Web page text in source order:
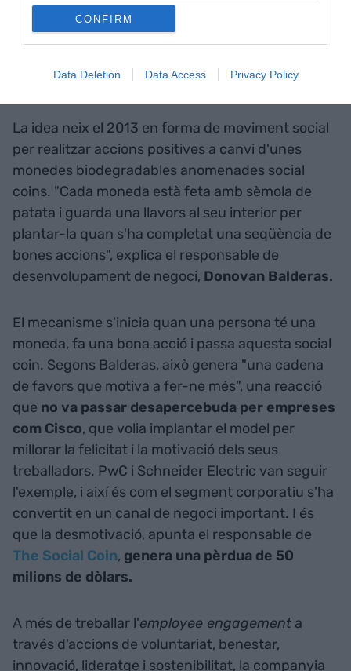
CONFIRM
Data Deletion Data Access Privacy Policy
Les ulleres de Sea2See
The Social Coin, fer bé el
La idea neix el 2013 en forma de moviment social
per realitzar accions positives a canvi d'unes
monedes biodegradables anomenades social
coins. "Cada moneda està feta amb sèmola de
patata i guarda una llavors al seu interior per
plantar-la quan s'ha completat una seqüència de
bones accions", explica el responsable de
desenvolupament de negoci, Donovan Balderas.
El mecanisme s'inicia quan una persona té una
moneda, fa una bona acció i passa aquesta social
coin. Segons Balderas, això genera "una cadena
de favors que motiva a fer-ne més", una reacció
que no va passar desapercebuda per empreses
com Cisco, que volia implantar el model per
millorar la felicitat i la motivació dels seus
treballadors. PwC i Schneider Electric van seguir
l'exemple, i així és com el segment corporatiu s'ha
convertit en un canal de negoci important. I és
que la desmotivació, apunta el responsable de
The Social Coin, genera una pèrdua de 50
milions de dòlars.
A més de treballar l'employee engagement a
través d'accions de voluntariat, benestar,
innovació, lideratge i sostenibilitat, la companyia